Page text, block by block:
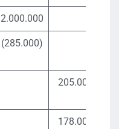
2.000.000
(285.000)
205.000
178.000